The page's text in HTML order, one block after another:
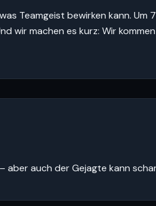
Teamgeist bewirken kann. Um
wir machen es kurz: Wir
aber auch der Gejagte kann